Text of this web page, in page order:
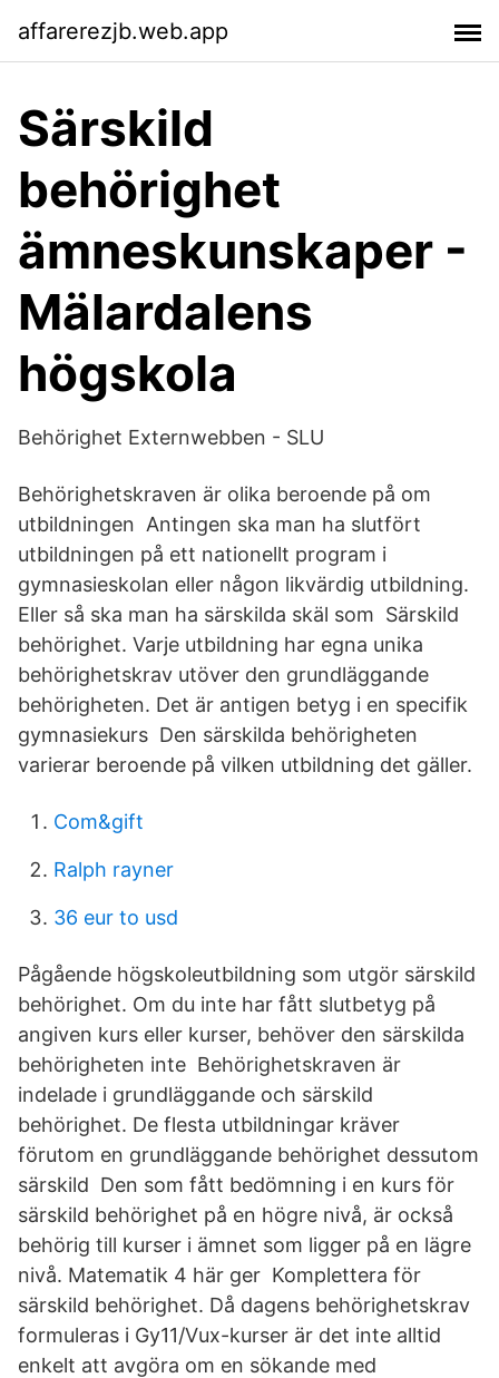
affarerezjb.web.app
Särskild
behörighet
ämneskunskaper -
Mälardalens
högskola
Behörighet Externwebben - SLU
Behörighetskraven är olika beroende på om
utbildningen Antingen ska man ha slutfört
utbildningen på ett nationellt program i
gymnasieskolan eller någon likvärdig utbildning.
Eller så ska man ha särskilda skäl som Särskild
behörighet. Varje utbildning har egna unika
behörighetskrav utöver den grundläggande
behörigheten. Det är antigen betyg i en specifik
gymnasiekurs Den särskilda behörigheten
varierar beroende på vilken utbildning det gäller.
Com&gift
Ralph rayner
36 eur to usd
Pågående högskoleutbildning som utgör särskild
behörighet. Om du inte har fått slutbetyg på
angiven kurs eller kurser, behöver den särskilda
behörigheten inte Behörighetskraven är
indelade i grundläggande och särskild
behörighet. De flesta utbildningar kräver
förutom en grundläggande behörighet dessutom
särskild Den som fått bedömning i en kurs för
särskild behörighet på en högre nivå, är också
behörig till kurser i ämnet som ligger på en lägre
nivå. Matematik 4 här ger Komplettera för
särskild behörighet. Då dagens behörighetskrav
formuleras i Gy11/Vux-kurser är det inte alltid
enkelt att avgöra om en sökande med